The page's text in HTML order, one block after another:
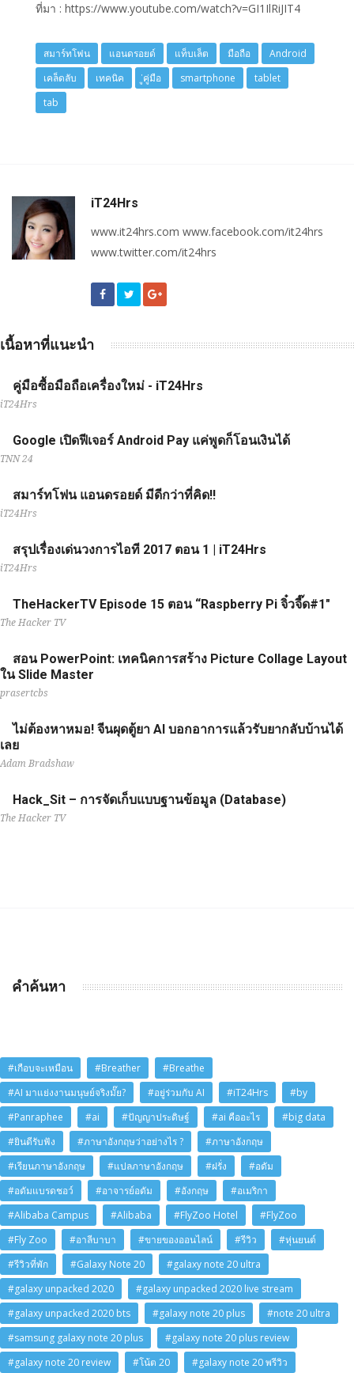
ที่มา : https://www.youtube.com/watch?v=GI1IlRiJIT4
สมาร์ทโฟน แอนดรอยด์ แท็บเล็ต มือถือ
Android
เคล็ดลับ
เทคนิค ู่คู่มือ smartphone
tablet
tab
iT24Hrs
www.it24hrs.com www.facebook.com/it24hrs
www.twitter.com/it24hrs
เนื้อหาที่แนะนำ
คู่มือซื้อมือถือเครื่องใหม่ - iT24Hrs
iT24Hrs
Google เปิดฟีเจอร์ Android Pay แค่พูดก็โอนเงินได้
TNN 24
สมาร์ทโฟน แอนดรอยด์ มีดีกว่าที่คิด!!
iT24Hrs
สรุปเรื่องเด่นวงการไอที 2017 ตอน 1 | iT24Hrs
iT24Hrs
TheHackerTV Episode 15 ตอน “Raspberry Pi จิ๋วจี๊ด#1"
The Hacker TV
สอน PowerPoint: เทคนิคการสร้าง Picture Collage Layout
ใน Slide Master
prasertcbs
ไม่ต้องหาหมอ! จีนผุดตู้ยา AI บอกอาการแล้วรับยากลับบ้านได้
เลย
Adam Bradshaw
Hack_Sit – การจัดเก็บแบบฐานข้อมูล (Database)
The Hacker TV
คำค้นหา
#เกือบจะเหมือน #Breather
#Breathe
#AI มาแย่งงานมนุษย์จริงมั๊ย?
#อยู่ร่วมกับ AI #iT24Hrs
#by
#Panraphee
#ai #ปัญญาประดิษฐ์ #ai คืออะไร
#big data
#ยินดีรับฟัง
#ภาษาอังกฤษว่าอย่างไร ?
#ภาษาอังกฤษ
#เรียนภาษาอังกฤษ
#แปลภาษาอังกฤษ #ฝรั่ง
#อดัม
#อดัมแบรดชอว์
#อาจารย์อดัม #อังกฤษ
#อเมริกา
#Alibaba Campus
#Alibaba #FlyZoo Hotel
#FlyZoo
#Fly Zoo
#อาลีบาบา #ขายของออนไลน์ #รีวิว
#หุ่นยนต์
#รีวิวที่พัก
#Galaxy Note 20
#galaxy note 20 ultra
#galaxy unpacked 2020
#galaxy unpacked 2020 live stream
#galaxy unpacked 2020 bts
#galaxy note 20 plus
#note 20 ultra
#samsung galaxy note 20 plus
#galaxy note 20 plus review
#galaxy note 20 review
#โน้ต 20 #galaxy note 20 พรีวิว